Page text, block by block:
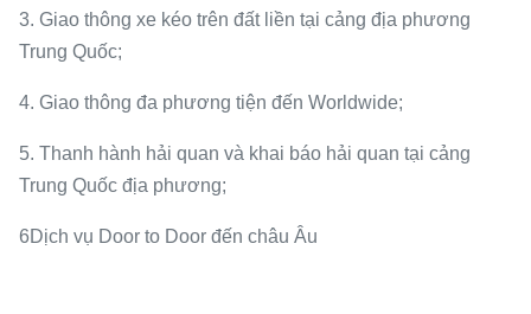
3. Giao thông xe kéo trên đất liền tại cảng địa phương
Trung Quốc;
4. Giao thông đa phương tiện đến Worldwide;
5. Thanh hành hải quan và khai báo hải quan tại cảng
Trung Quốc địa phương;
6Dịch vụ Door to Door đến châu Âu